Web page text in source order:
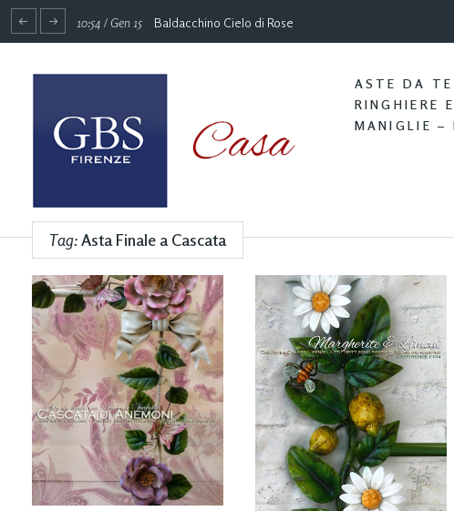
10:54 / Gen 15 Baldacchino Cielo di Rose
ASTE DA
RINGHIERE
MANIGLIE –
Tag:Asta Finale a Cascata